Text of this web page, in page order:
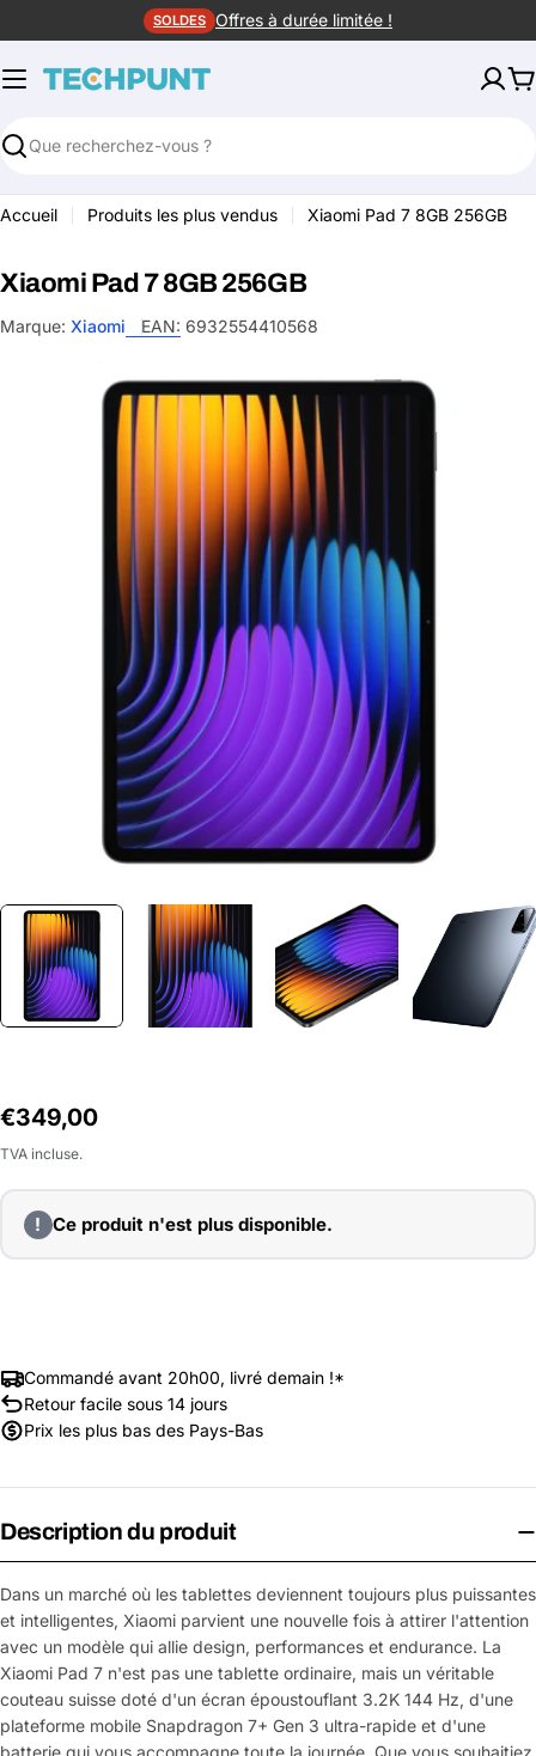
au
contenu
SOLDES Offres à durée limitée !
Rechercher
Accueil Produits les plus vendus Xiaomi Pad 7 8GB 256GB
le média 0 dans une fenêtre
Plus jamais disponible
Xiaomi Pad 7 8GB 256GB
Marque: Xiaomi EAN: 6932554410568
Prix
habituel
€349,00
TVA incluse.
! Ce produit n'est plus disponible.
Commandé avant 20h00, livré demain !*
Retour facile sous 14 jours
Prix les plus bas des Pays-Bas
Description du produit
Dans un marché où les tablettes deviennent toujours plus puissantes
et intelligentes, Xiaomi parvient une nouvelle fois à attirer l'attention
avec un modèle qui allie design, performances et endurance. La
Xiaomi Pad 7 n'est pas une tablette ordinaire, mais un véritable
couteau suisse doté d'un écran époustouflant 3.2K 144 Hz, d'une
plateforme mobile Snapdragon 7+ Gen 3 ultra-rapide et d'une
batterie qui vous accompagne toute la journée. Que vous souhaitiez